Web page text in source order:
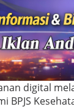
digital
BPJS